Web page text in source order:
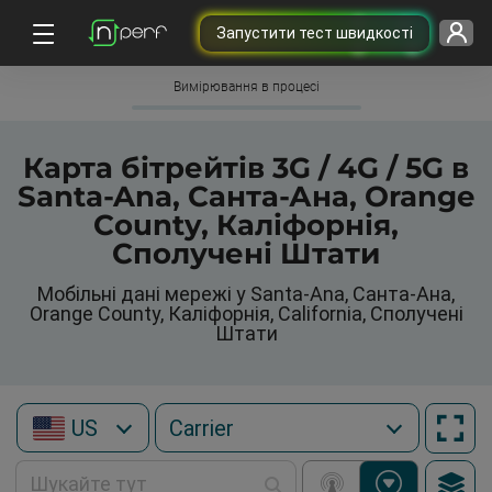
Запустити тест швидкості
Вимірювання в процесі
Карта бітрейтів 3G / 4G / 5G в
Santa-Ana, Санта-Ана, Orange
County, Каліфорнія,
Сполучені Штати
Мобільні дані мережі у Santa-Ana, Санта-Ана,
Orange County, Каліфорнія, California, Сполучені
Штати
US